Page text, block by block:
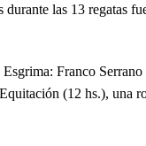
las 13 regatas
Franco
(12 hs.),